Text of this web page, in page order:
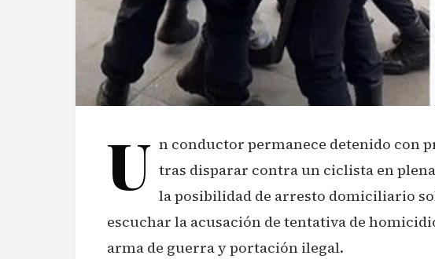
U n conductor permanece detenido con
tras disparar contra un ciclista en
la posibilidad de arresto domiciliario
escuchar la acusación de tentativa de
arma de guerra y portación ilegal.